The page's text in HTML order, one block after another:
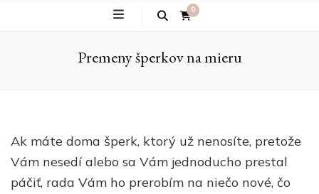
Kaaty
0
Premeny šperkov na mieru
Ak máte doma šperk, ktorý už nenosíte, pretože
Vám nesedí alebo sa Vám jednoducho prestal
páčiť, rada Vám ho prerobím na niečo nové, čo